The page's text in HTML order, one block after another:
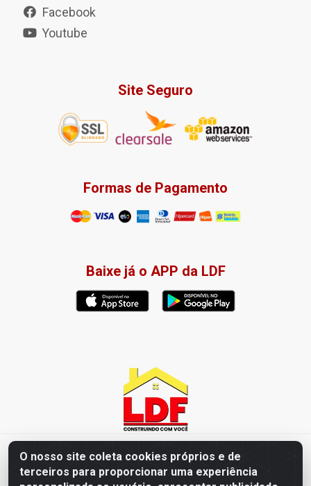
O nosso site coleta cookies próprios e de
terceiros para proporcionar uma experiência
Facebook
Youtube
Site Seguro
Formas de Pagamento
Baixe já o APP da LDF
LDF Home Center - R. Hortência Helena Amorim Brito, 1343 -
Jardim América, Cabedelo - PB / CEP 58102-660 - CNPJ